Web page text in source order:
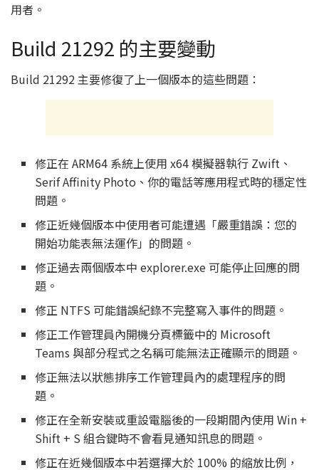
用者。
Build 21292 的主要變動
Build 21292 主要修復了上一個版本的這些問題：
修正在 ARM64 系統上使用 x64 模擬器執行 Zwift、
Serif Affinity Photo、你的電話等應用程式時的穩定性
問題。
修正近幾個版本中使用者可能遭遇「嚴重錯誤：您的
開始功能表無法運作」的問題。
修正過去兩個版本中 explorer.exe 可能停止回應的問
題。
修正 NTFS 可能錯誤紀錄不完整寫入事件的問題。
修正工作管理員內開機分頁標籤中的 Microsoft
Teams 與部分程式之名稱可能無法正確顯示的問題。
修正無法以狀態排序工作管理員內的處理程序的問
題。
修正在全新安裝或重設電腦後的一段期間內使用 Win +
Shift + S 組合鍵時不會看見通知訊息的問題。
修正在近幾個版本中若選擇大於 100% 的縮放比例，